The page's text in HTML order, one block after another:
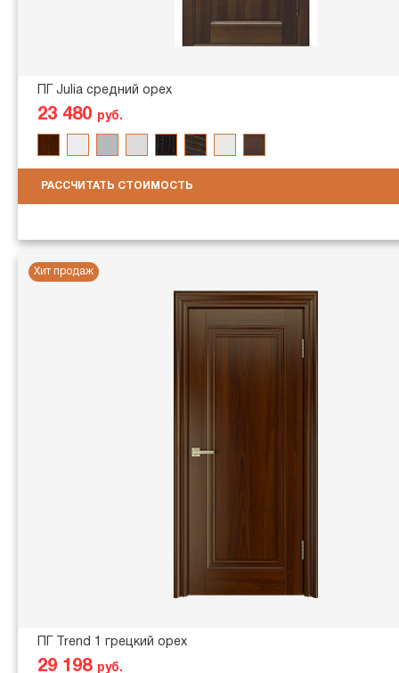
ПГ Julia средний орех
23 480 руб.
РАССЧИТАТЬ СТОИМОСТЬ
Хит продаж
ПГ Trend 1 грецкий орех
29 198 руб.